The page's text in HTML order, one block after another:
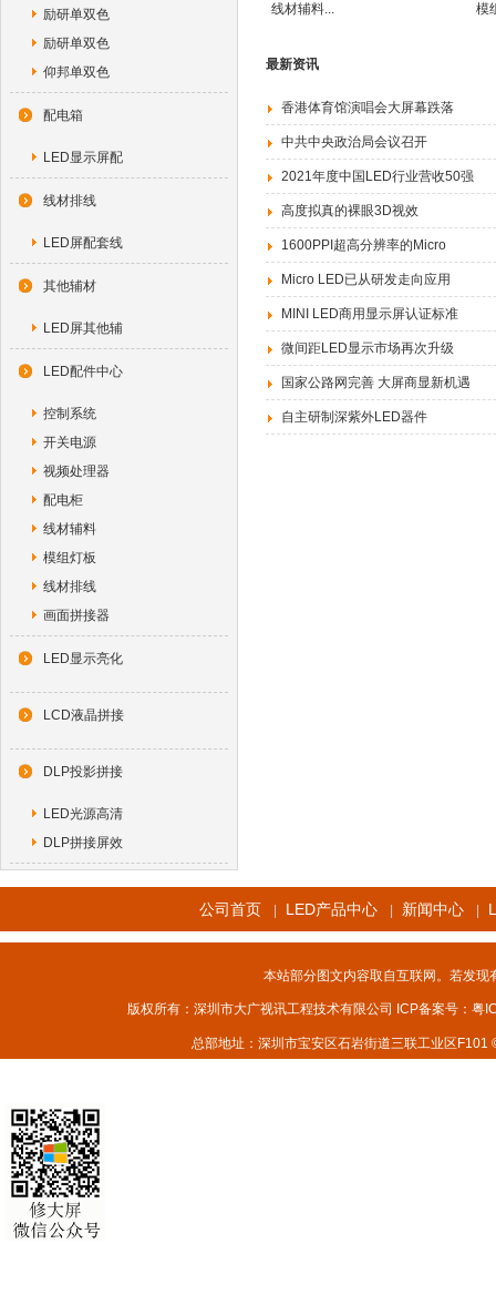
励研单双色
励研单双色
仰邦单双色
配电箱
LED显示屏配
线材排线
LED屏配套线
其他辅材
LED屏其他辅
LED配件中心
控制系统
开关电源
视频处理器
配电柜
线材辅料
模组灯板
线材排线
画面拼接器
LED显示亮化
LCD液晶拼接
DLP投影拼接
LED光源高清
DLP拼接屏效
线材辅料... 模
最新资讯
香港体育馆演唱会大屏幕跌落
中共中央政治局会议召开
2021年度中国LED行业营收50强
高度拟真的裸眼3D视效
1600PPI超高分辨率的Micro
Micro LED已从研发走向应用
MINI LED商用显示屏认证标准
微间距LED显示市场再次升级
国家公路网完善 大屏商显新机遇
自主研制深紫外LED器件
公司首页 LED产品中心 新闻中心
本站部分图文内容取自互联网。若发
版权所有：深圳市大广视讯工程技术有限公司 ICP备案号： 粤
总部地址：深圳市宝安区石岩街道三联工业区